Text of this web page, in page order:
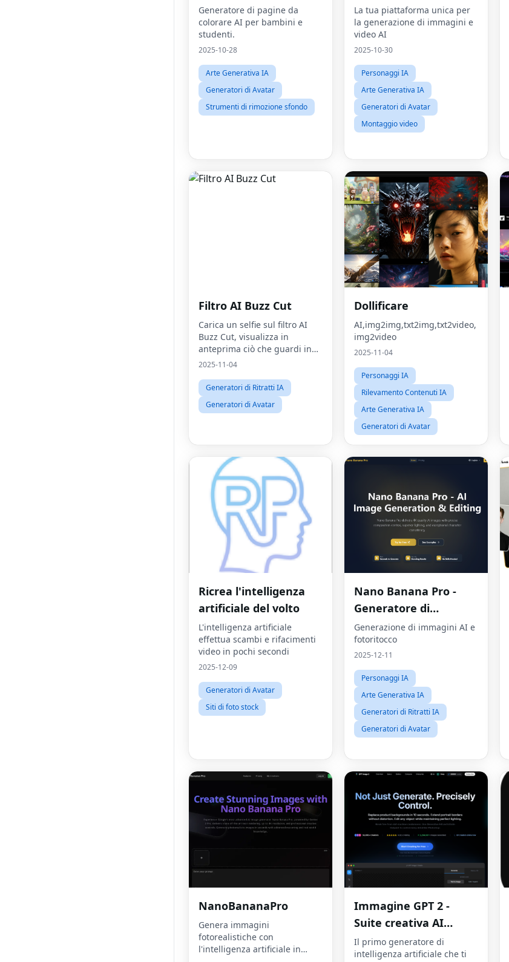
Generatore di pagine da
colorare AI per bambini e
studenti.
2025-10-28
Arte Generativa IA
Generatori di Avatar
Strumenti di rimozione sfondo
La tua piattaforma unica per
la generazione di immagini e
video AI
2025-10-30
Personaggi IA
Arte Generativa IA
Generatori di Avatar
Montaggio video
Filtro AI Buzz Cut
Carica un selfie sul filtro AI
Buzz Cut, visualizza in
anteprima ciò che guardi in
Buzz Cut
2025-11-04
Generatori di Ritratti IA
Generatori di Avatar
Dollificare
AI,img2img,txt2img,txt2video,
img2video
2025-11-04
Personaggi IA
Rilevamento Contenuti IA
Arte Generativa IA
Generatori di Avatar
Ricrea l'intelligenza
artificiale del volto
L'intelligenza artificiale
effettua scambi e rifacimenti
video in pochi secondi
2025-12-09
Generatori di Avatar
Siti di foto stock
Nano Banana Pro -
Generatore di
immagini AI
Generazione di immagini AI e
fotoritocco
2025-12-11
Personaggi IA
Arte Generativa IA
Generatori di Ritratti IA
Generatori di Avatar
NanoBananaPro
Genera immagini
fotorealistiche con
l'intelligenza artificiale in
Immagine GPT 2 -
Suite creativa AI
professionale
Il primo generatore di
intelligenza artificiale che ti